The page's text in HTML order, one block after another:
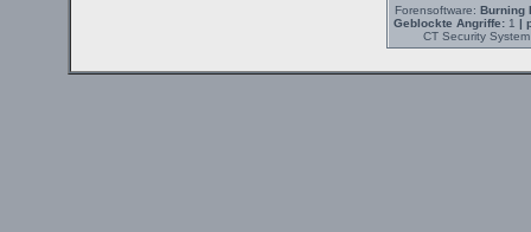
Forensoftware: Burning
Geblockte Angriffe:1 |
CT Security